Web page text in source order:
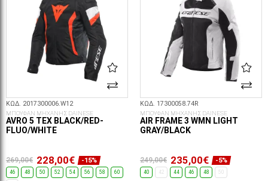
ΚΩΔ. 2017300006.W12
ΜΠΟΥΦΑΝ ΜΗΧΑΝΗΣ DAINESE
AVRO 5 TEX BLACK/RED-
FLUO/WHITE
269,00€ 228,00€ -15%
46 48 50 52 54 56 58 60
ΚΩΔ. 17300058.74R
ΜΠΟΥΦΑΝ ΜΗΧΑΝΗΣ DAINESE
AIR FRAME 3 WMN LIGHT
GRAY/BLACK
249,00€ 235,00€ -5%
40 42 44 46 48 50